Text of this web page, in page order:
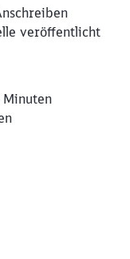
veröffentlicht